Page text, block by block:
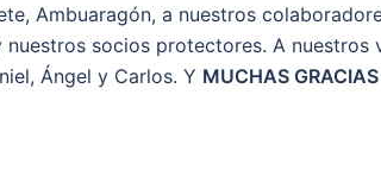
Ambuaragón, a nuestros
nuestros socios protectores. A nuestros
Ángel y Carlos. Y MUCHAS GRACIAS